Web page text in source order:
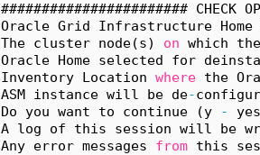
####################### CHECK
Oracle Grid Infrastructure
The cluster node(s) on which
Oracle Home selected for
Inventory Location where the
ASM instance will be de-
Do you want to continue (y
-
A log of this session will be
Any error messages from this